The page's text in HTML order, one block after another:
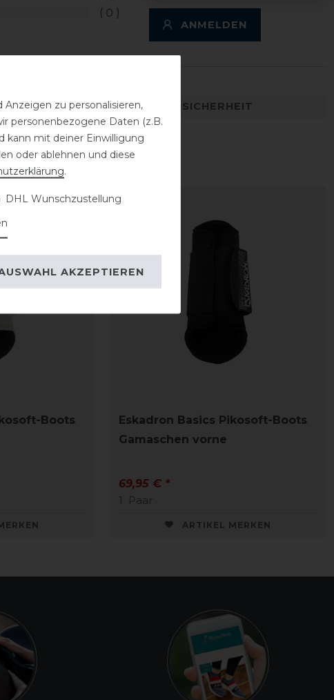
0
ANMELDEN
DETAILS ZUR PRODUKTSICHERHEIT
Boots
Eskadron Basics Pikosoft-Boots
Gamaschen vorne
69,95 € *
1
Paar
ARTIKEL MERKEN
zu personalisieren,
personenbezogene Daten (z.B.
kann mit deiner Einwilligung
oder ablehnen und diese
.
DHL Wunschzustellung
AKZEPTIEREN